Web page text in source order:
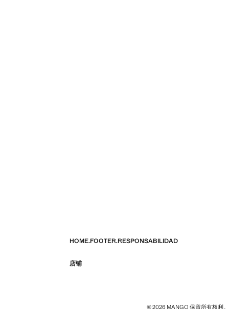
HOME.FOOTER.RESPONSABILIDAD
店铺
© 2026 MANGO 保留所有权利。